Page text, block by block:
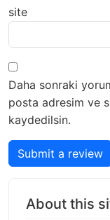
site
Daha sonraki
posta adresim ve
kaydedilsin.
Submit a review
About this